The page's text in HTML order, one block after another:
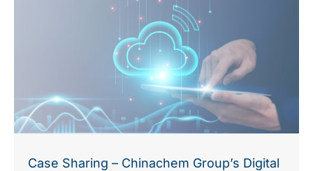
Case Sharing – Chinachem Group’s Digital